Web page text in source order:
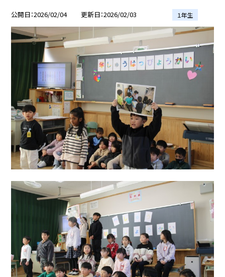
公開日 2026/02/04 更新日 2026/02/03 １年生